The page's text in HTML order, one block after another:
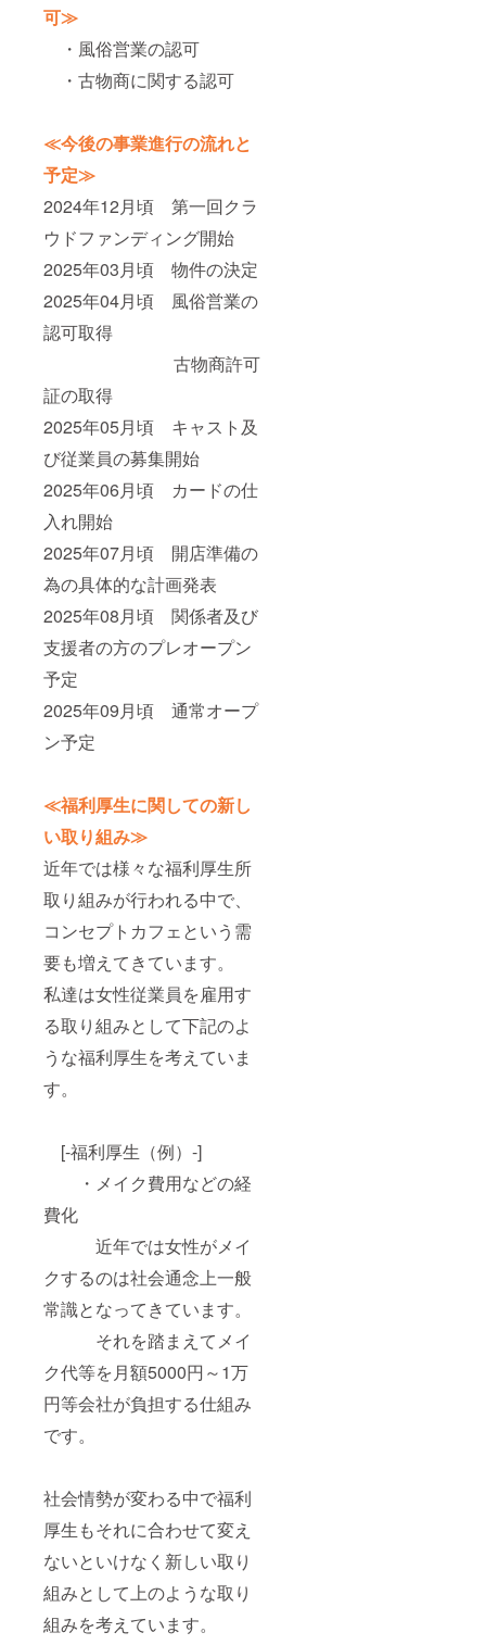
可≫
・風俗営業の認可
・古物商に関する認可
≪今後の事業進行の流れと
予定≫
2024年12月頃 第一回クラ
ウドファンディング開始
2025年03月頃 物件の決定
2025年04月頃 風俗営業の
認可取得
古物商許可
証の取得
2025年05月頃 キャスト及
び従業員の募集開始
2025年06月頃 カードの仕
入れ開始
2025年07月頃 開店準備の
為の具体的な計画発表
2025年08月頃 関係者及び
支援者の方のプレオープン
予定
2025年09月頃 通常オープ
ン予定
≪福利厚生に関しての新し
い取り組み≫
近年では様々な福利厚生所
取り組みが行われる中で、
コンセプトカフェという需
要も増えてきています。
私達は女性従業員を雇用す
る取り組みとして下記のよ
うな福利厚生を考えていま
す。
[-福利厚生（例）-]
・メイク費用などの経
費化
近年では女性がメイ
クするのは社会通念上一般
常識となってきています。
それを踏まえてメイ
ク代等を月額5000円～1万
円等会社が負担する仕組み
です。
社会情勢が変わる中で福利
厚生もそれに合わせて変え
ないといけなく新しい取り
組みとして上のような取り
組みを考えています。